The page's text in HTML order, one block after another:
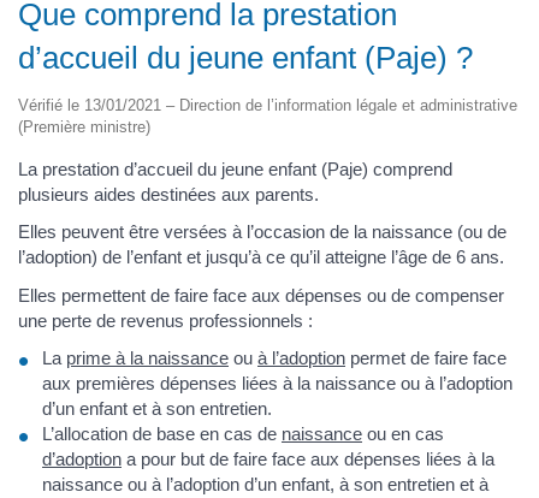
Que comprend la prestation
d’accueil du jeune enfant (Paje) ?
Vérifié le 13/01/2021 – Direction de l’information légale et administrative
(Première ministre)
La prestation d’accueil du jeune enfant (Paje) comprend
plusieurs aides destinées aux parents.
Elles peuvent être versées à l’occasion de la naissance (ou de
l’adoption) de l’enfant et jusqu’à ce qu’il atteigne l’âge de 6 ans.
Elles permettent de faire face aux dépenses ou de compenser
une perte de revenus professionnels :
La prime à la naissance ou à l’adoption permet de faire face
aux premières dépenses liées à la naissance ou à l’adoption
d’un enfant et à son entretien.
L’allocation de base en cas de naissance ou en cas
d’adoption a pour but de faire face aux dépenses liées à la
naissance ou à l’adoption d’un enfant, à son entretien et à